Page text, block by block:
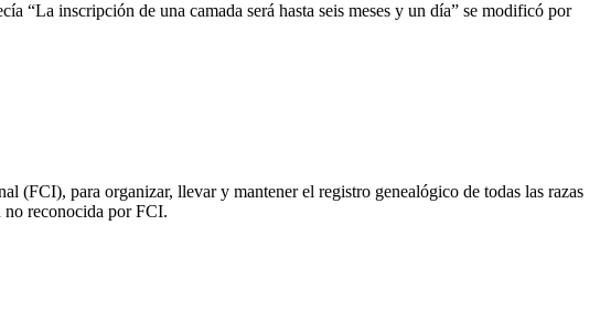
“La inscripción de una camada será hasta seis meses y un día” se modificó por
para organizar, llevar y mantener el registro genealógico de todas las razas
no reconocida por FCI.